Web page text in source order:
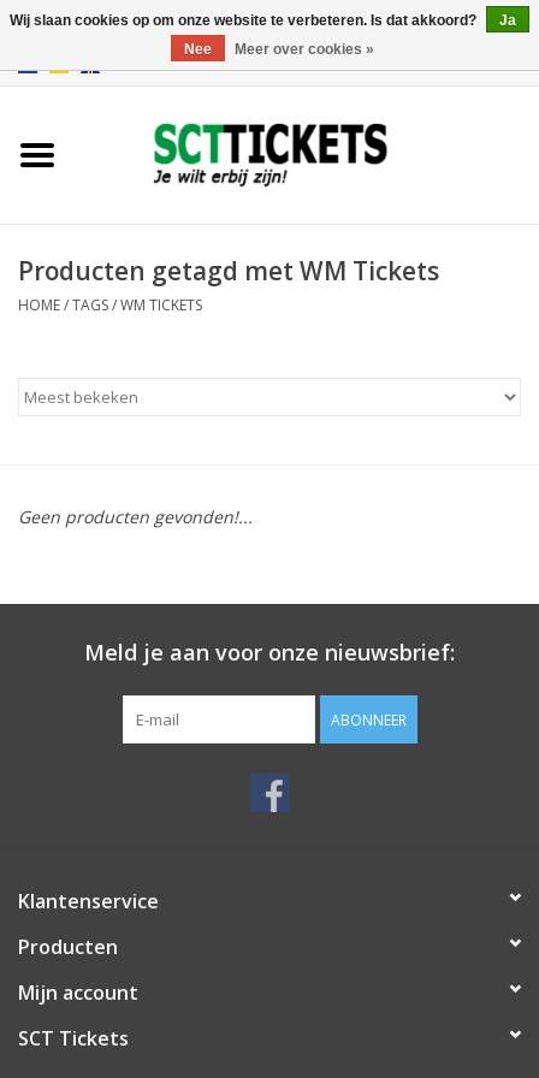
Frankrijk
Producten getagd met WM Tickets
HOME/TAGS/WM TICKETS
Geen producten gevonden!...
Meld je aan voor onze nieuwsbrief:
ABONNEER
Klantenservice
Producten
Mijn account
SCT Tickets
Wij slaan cookies op om onze website te verbeteren. Is dat akkoord?
Ja
Nee
Meer over cookies »